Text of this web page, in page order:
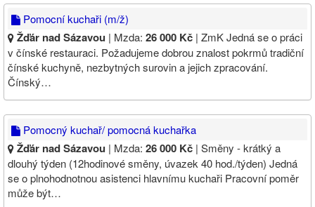
Pomocní kuchaři (m/ž)
Žďár nad Sázavou | Mzda: 26 000 Kč | ZmK Jedná se o práci
v čínské restauraci. Požadujeme dobrou znalost pokrmů tradiční
čínské kuchyně, nezbytných surovin a jejich zpracování.
Čínský…
Pomocný kuchař/ pomocná kuchařka
Žďár nad Sázavou | Mzda: 26 000 Kč | Směny - krátký a
dlouhý týden (12hodinové směny, úvazek 40 hod./týden) Jedná
se o plnohodnotnou asistenci hlavnímu kuchaři Pracovní poměr
může být…